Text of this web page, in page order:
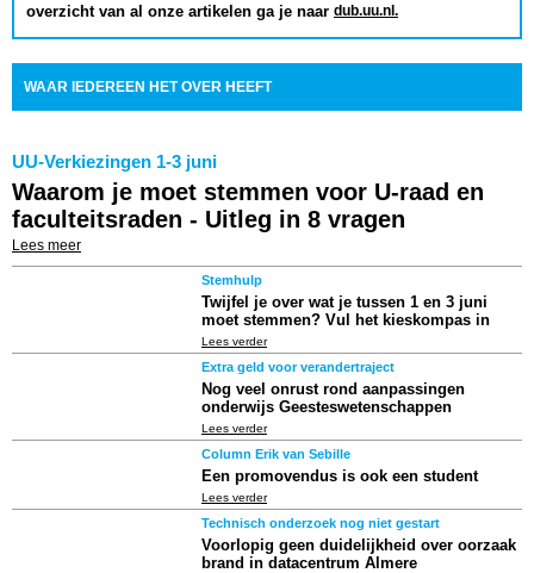
overzicht van al onze artikelen ga je naar dub.uu.nl.
WAAR IEDEREEN HET OVER HEEFT
UU-Verkiezingen 1-3 juni
Waarom je moet stemmen voor U-raad en
faculteitsraden - Uitleg in 8 vragen
Lees meer
Stemhulp
Twijfel je over wat je tussen 1 en 3 juni
moet stemmen? Vul het kieskompas in
Lees verder
Extra geld voor verandertraject
Nog veel onrust rond aanpassingen
onderwijs Geesteswetenschappen
Lees verder
Column Erik van Sebille
Een promovendus is ook een student
Lees verder
Technisch onderzoek nog niet gestart
Voorlopig geen duidelijkheid over oorzaak
brand in datacentrum Almere